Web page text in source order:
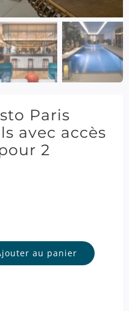
Paris
avec accès
2
au panier